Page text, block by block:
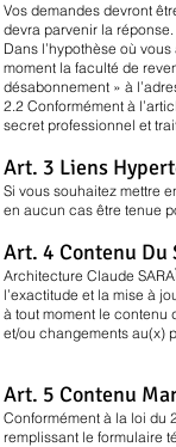
Vos demandes devront
devra parvenir la réponse.
Dans l’hypothèse où
moment la faculté de
désabonnement » à
2.2 Conformément à
secret professionnel et
Art. 3 Liens
Si vous souhaitez mettre
en aucun cas être tenue
Art. 4 Contenu Du
Architecture Claude
l’exactitude et la mise à
à tout moment le contenu
et/ou changements au(x)
Art. 5 Contenu
Conformément à la loi du
remplissant le formulaire